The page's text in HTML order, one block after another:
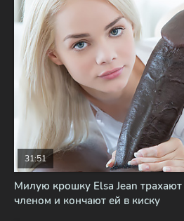
Милую крошку Elsa Jean
членом и кончают ей в киску
31:51